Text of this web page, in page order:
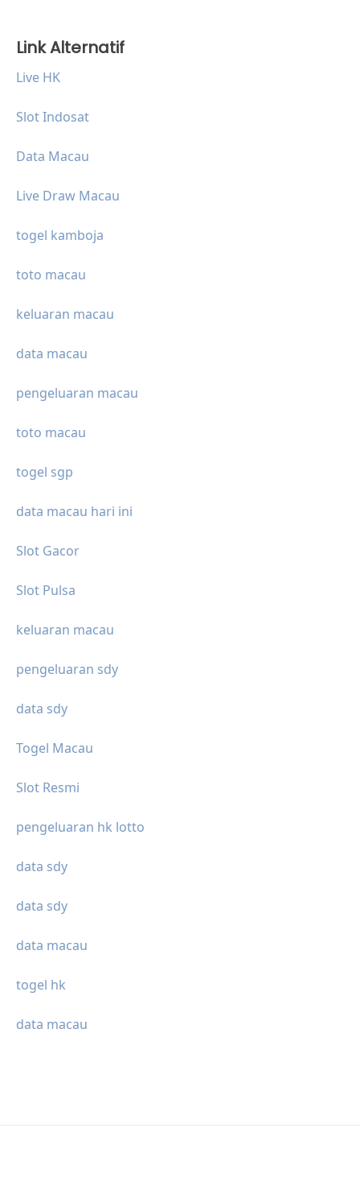
Link Alternatif
Live HK
Slot Indosat
Data Macau
Live Draw Macau
togel kamboja
toto macau
keluaran macau
data macau
pengeluaran macau
toto macau
togel sgp
data macau hari ini
Slot Gacor
Slot Pulsa
keluaran macau
pengeluaran sdy
data sdy
Togel Macau
Slot Resmi
pengeluaran hk lotto
data sdy
data sdy
data macau
togel hk
data macau